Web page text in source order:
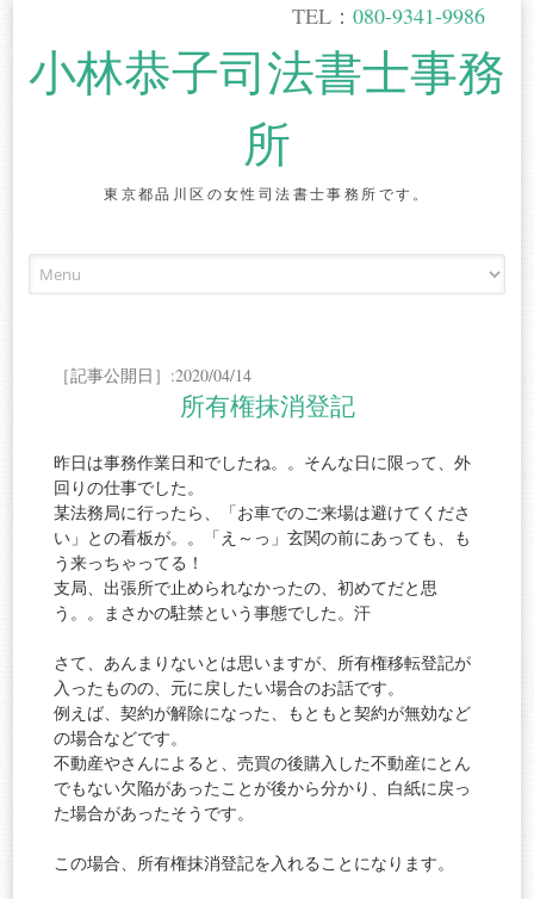
TEL： 080-9341-9986
小林恭子司法書士事務
所
東京都品川区の女性司法書士事務所です。
content
［記事公開日］:2020/04/14
所有権抹消登記
昨日は事務作業日和でしたね。。そんな日に限って、外
回りの仕事でした。
某法務局に行ったら、「お車でのご来場は避けてくださ
い」との看板が。。「え～っ」玄関の前にあっても、も
う来っちゃってる！
支局、出張所で止められなかったの、初めてだと思
う。。まさかの駐禁という事態でした。汗
さて、あんまりないとは思いますが、所有権移転登記が
入ったものの、元に戻したい場合のお話です。
例えば、契約が解除になった、もともと契約が無効など
の場合などです。
不動産やさんによると、売買の後購入した不動産にとん
でもない欠陥があったことが後から分かり、白紙に戻っ
た場合があったそうです。
この場合、所有権抹消登記を入れることになります。